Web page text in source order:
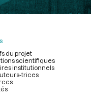
du projet
scientifiques
institutionnels
trices